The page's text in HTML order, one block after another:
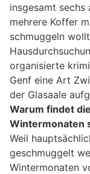
insgesamt sechs
mehrere Koffer
schmuggeln
organisierte
Genf eine Art
der Glasaale
Warum findet
Wintermonaten
Weil
geschmuggelt
Wintermonaten